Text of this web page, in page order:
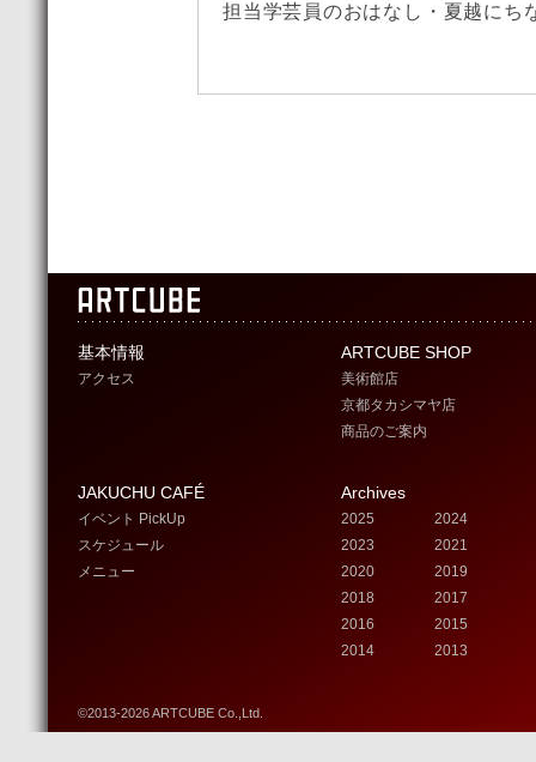
担当学芸員のおはなし・夏越にち
基本情報
アクセス
ARTCUBE SHOP
美術館店
京都タカシマヤ店
商品のご案内
JAKUCHU CAFÉ
イベント PickUp
スケジュール
メニュー
Archives
2025
2024
2023
2021
2020
2019
2018
2017
2016
2015
2014
2013
©2013-2026 ARTCUBE Co.,Ltd.